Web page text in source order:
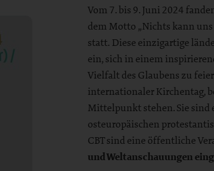
Vom 7. bis 9. Juni 2024
dem Motto „Nichts kann
statt. Diese einzigartige
ein, sich in einem
Vielfalt des Glaubens zu
internationaler Kirchentag,
Mittelpunkt stehen. Sie sind
osteuropäischen
CBT sind eine öffentliche
und Weltanschauungen